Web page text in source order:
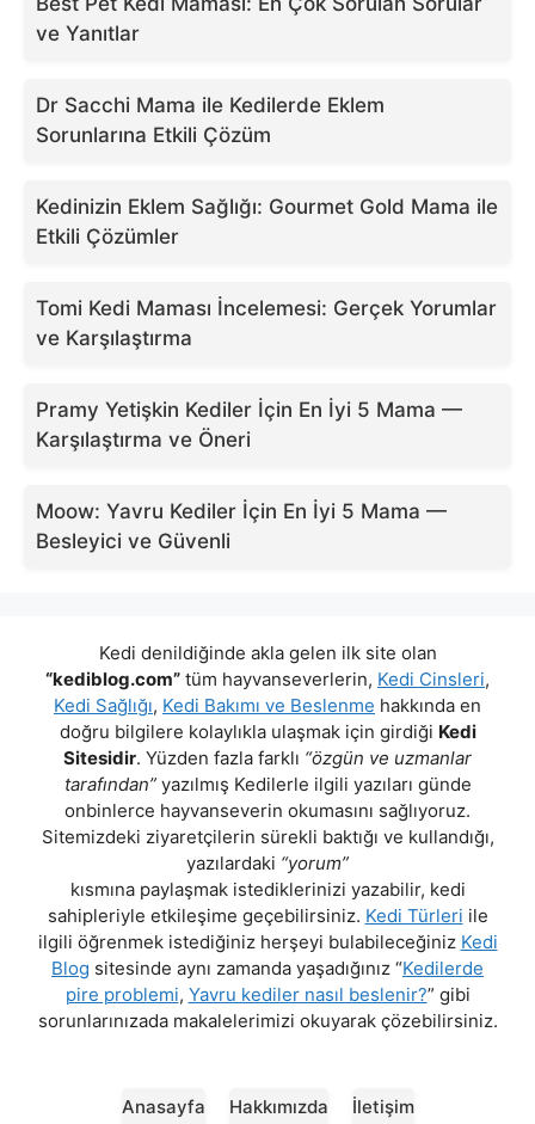
ve Yanıtlar
Dr Sacchi Mama ile Kedilerde Eklem
Sorunlarına Etkili Çözüm
Kedinizin Eklem Sağlığı: Gourmet Gold Mama ile
Etkili Çözümler
Tomi Kedi Maması İncelemesi: Gerçek Yorumlar
ve Karşılaştırma
Pramy Yetişkin Kediler İçin En İyi 5 Mama —
Karşılaştırma ve Öneri
Moow: Yavru Kediler İçin En İyi 5 Mama —
Besleyici ve Güvenli
Kedi denildiğinde akla gelen ilk site olan
“kediblog.com” tüm hayvanseverlerin, Kedi Cinsleri,
Kedi Sağlığı, Kedi Bakımı ve Beslenme hakkında en
doğru bilgilere kolaylıkla ulaşmak için girdiği Kedi
Sitesidir. Yüzden fazla farklı “özgün ve uzmanlar
tarafından”yazılmış Kedilerle ilgili yazıları günde
onbinlerce hayvanseverin okumasını sağlıyoruz.
Sitemizdeki ziyaretçilerin sürekli baktığı ve kullandığı,
yazılardaki “yorum”
kısmına paylaşmak istediklerinizi yazabilir, kedi
sahipleriyle etkileşime geçebilirsiniz. Kedi Türleri ile
ilgili öğrenmek istediğiniz herşeyi bulabileceğiniz Kedi
Blog sitesinde aynı zamanda yaşadığınız “Kedilerde
pire problemi, Yavru kediler nasıl beslenir?” gibi
sorunlarınızada makalelerimizi okuyarak çözebilirsiniz.
Anasayfa Hakkımızda İletişim